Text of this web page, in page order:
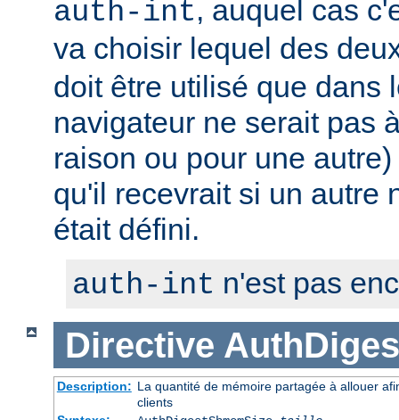
auth-int, auquel cas
va choisir lequel des
doit être utilisé que dans
navigateur ne serait pas
raison ou pour une
qu'il recevrait si un autre
était défini.
auth-int n'est pas
Directive
Description: La quantité de mémoire partagée à allouer
clients